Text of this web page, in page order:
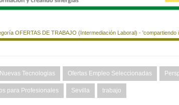
OFERTAS DE TRABAJO (Intermediación Laboral) -
Nuevas Tecnologias Ofertas Empleo Seleccionadas
para Profesionales Sevilla trabajo